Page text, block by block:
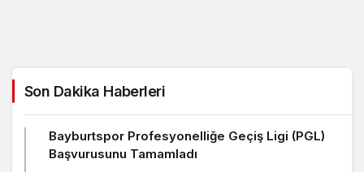
Son Dakika Haberleri
Bayburtspor Profesyonelliğe Geçiş Ligi (PGL)
Başvurusunu Tamamladı